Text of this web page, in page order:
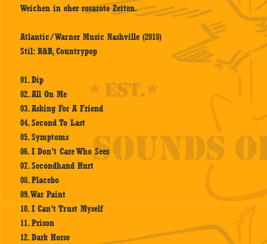
Weichen in eher rosarote Zeiten.
Atlantic/Warner Music Nashville (2018)
Stil: R&B, Countrypop
01. Dip
02. All On Me
03. Asking For A Friend
04. Second To Last
05. Symptoms
06. I Don’t Care Who Sees
07. Secondhand Hurt
08. Placebo
09. War Paint
10. I Can’t Trust Myself
11. Prison
12. Dark Horse